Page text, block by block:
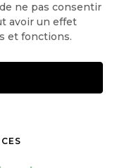
ne pas consentir
avoir un effet
et fonctions.
de confidentialité